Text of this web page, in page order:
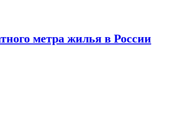
метра жилья в России